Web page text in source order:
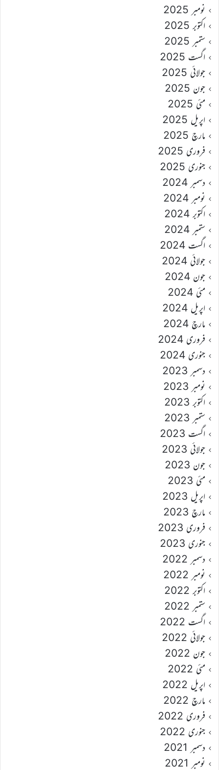
نومبر 2025
اکتوبر 2025
ستمبر 2025
اگست 2025
جولائی 2025
جون 2025
مئی 2025
اپریل 2025
مارچ 2025
فروری 2025
جنوری 2025
دسمبر 2024
نومبر 2024
اکتوبر 2024
ستمبر 2024
اگست 2024
جولائی 2024
جون 2024
مئی 2024
اپریل 2024
مارچ 2024
فروری 2024
جنوری 2024
دسمبر 2023
نومبر 2023
اکتوبر 2023
ستمبر 2023
اگست 2023
جولائی 2023
جون 2023
مئی 2023
اپریل 2023
مارچ 2023
فروری 2023
جنوری 2023
دسمبر 2022
نومبر 2022
اکتوبر 2022
ستمبر 2022
اگست 2022
جولائی 2022
جون 2022
مئی 2022
اپریل 2022
مارچ 2022
فروری 2022
جنوری 2022
دسمبر 2021
نومبر 2021